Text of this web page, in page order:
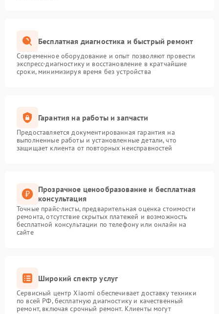
Бесплатная диагностика и быстрый ремонт
Современное оборудование и опыт позволяют провести
экспресс-диагностику и восстановление в кратчайшие
сроки, минимизируя время без устройства
Гарантия на работы и запчасти
Предоставляется документированная гарантия на
выполненные работы и установленные детали, что
защищает клиента от повторных неисправностей
Прозрачное ценообразование и бесплатная
консультация
Точные прайс-листы, предварительная оценка стоимости
ремонта, отсутствие скрытых платежей и возможность
бесплатной консультации по телефону или онлайн на
сайте
Широкий спектр услуг
Сервисный центр Xiaomi обеспечивает доставку техники
по всей РФ, бесплатную диагностику и качественный
ремонт, включая срочный ремонт. Клиенты могут